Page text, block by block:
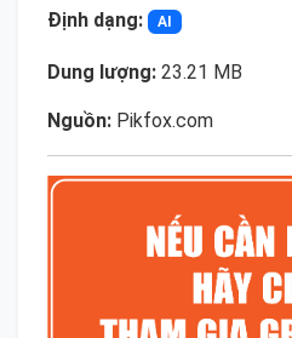
Định dạng: AI
Dung lượng: 23.21 MB
Nguồn: Pikfox.com